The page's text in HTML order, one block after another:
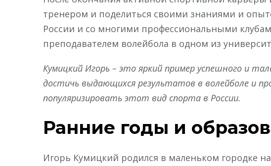
тренером и поделиться своими знаниями и
России и со многими профессиональными
преподавателем волейбола в одном из
Кумицкий Игорь – это яркий пример успешного и
достичь выдающихся результатов в волейболе и
популяризировать этот вид спорта в России.
Ранние годы и
Игорь Кумицкий родился в маленьком городке